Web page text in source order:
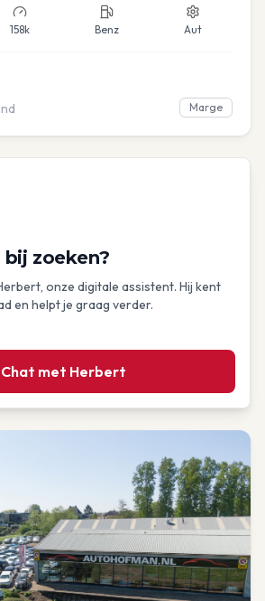
158k Benz Aut
Marge
zoeken?
onze digitale assistent. Hij kent
en helpt je graag verder.
Chat met Herbert